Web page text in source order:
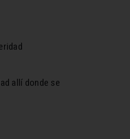
allí donde se